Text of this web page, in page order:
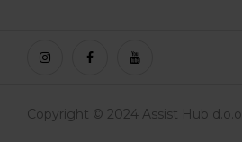
Copyright © 2024 Assist Hub d.o.o.